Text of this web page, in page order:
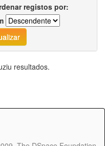
registos por:
resultados.